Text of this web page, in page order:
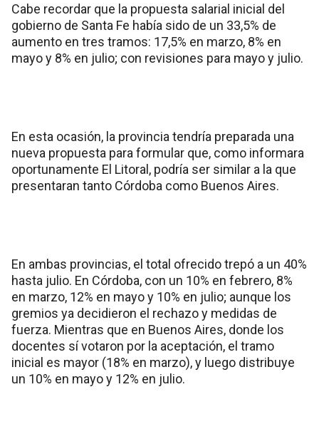
Cabe recordar que la propuesta salarial inicial del
gobierno de Santa Fe había sido de un 33,5% de
aumento en tres tramos: 17,5% en marzo, 8% en
mayo y 8% en julio; con revisiones para mayo y julio.
En esta ocasión, la provincia tendría preparada una
nueva propuesta para formular que, como informara
oportunamente El Litoral, podría ser similar a la que
presentaran tanto Córdoba como Buenos Aires.
En ambas provincias, el total ofrecido trepó a un 40%
hasta julio. En Córdoba, con un 10% en febrero, 8%
en marzo, 12% en mayo y 10% en julio; aunque los
gremios ya decidieron el rechazo y medidas de
fuerza. Mientras que en Buenos Aires, donde los
docentes sí votaron por la aceptación, el tramo
inicial es mayor (18% en marzo), y luego distribuye
un 10% en mayo y 12% en julio.